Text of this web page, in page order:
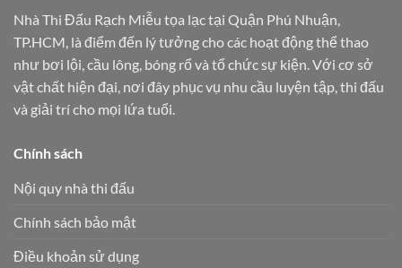
Nhà Thi Đấu Rạch Miễu tọa lạc tại Quận Phú Nhuận,
TP.HCM, là điểm đến lý tưởng cho các hoạt động thể thao
như bơi lội, cầu lông, bóng rổ và tổ chức sự kiện. Với cơ sở
vật chất hiện đại, nơi đây phục vụ nhu cầu luyện tập, thi đấu
và giải trí cho mọi lứa tuổi.
Chính sách
Nội quy nhà thi đấu
Chính sách bảo mật
Điều khoản sử dụng